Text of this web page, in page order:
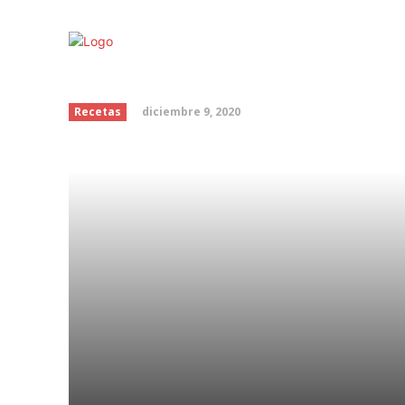
Remedios caseros
Recetas diciembre 9, 2020